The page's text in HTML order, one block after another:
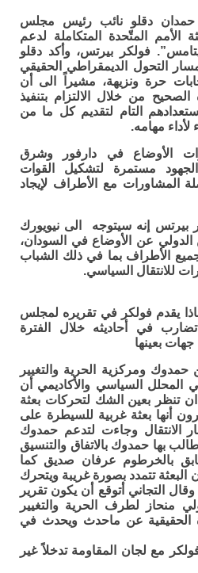
حمدان دقلو نائب رئيس مجلس
الأمم المتّحدة المتكاملة لدعم
فولكر بيرتس، وأكد دقلو
التحول الديمقراطي الحقيقي
حرة ونزيهة، مشيراً الى أن
من خلال الالتزام بتنفيذ
التام لتقديم كل ما من
مهامه.
الأوضاع في دارفور وشرق
مستمرة لتشكيل القوات
المشاورات مع الأطراف لإيجاد
بيرتس إنه سيتوجه الى نيويورك
الدولي عن الأوضاع في السودان،
الأطراف بما في ذلك الشباب
للانتقال السياسي.
يقدم فولكر في تقريره لمجلس
في أحاديثه خلال الفترة
بعينها
ومركزية الحرية والتغيير
المحلل السياسي والأكاديمي أن
تنظر بعين الشك لتحركات بعثة
أنها بعثة غربية للسيطرة على
الانتقال وجاءت لتدعم حمدوك
بها حمدوك بالاتفاق والتنسيق
بالخرطوم عرفان صديق كما
تتمدد بصورة غريبة ويتحرك
التجاني أتوقع أن يكون تقرير
منحاز لطرف الحرية والتغيير
الحقيقية عن ماحدث ويحدث في
مع لجان المقاومة تدخلاً غير